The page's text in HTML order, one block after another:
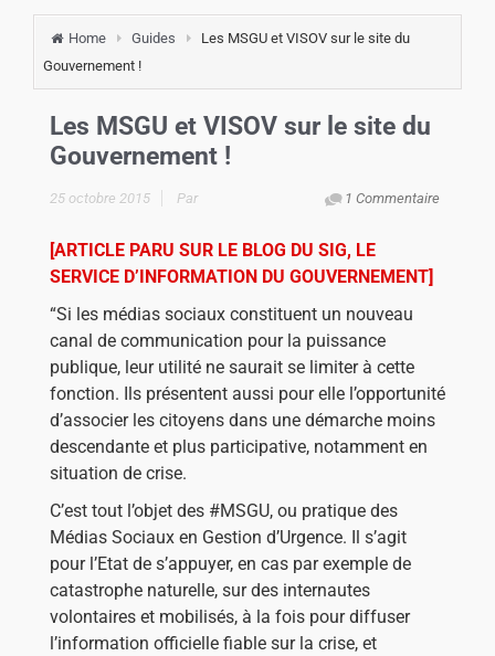
Home Guides
Les MSGU et VISOV sur le site du
Gouvernement !
Les MSGU et VISOV sur le site du
Gouvernement !
25 octobre 2015 1 Commentaire
Par
[ARTICLE PARU SUR LE BLOG DU SIG, LE
SERVICE D’INFORMATION DU GOUVERNEMENT]
“Si les médias sociaux constituent un nouveau
canal de communication pour la puissance
publique, leur utilité ne saurait se limiter à cette
fonction. Ils présentent aussi pour elle l’opportunité
d’associer les citoyens dans une démarche moins
descendante et plus participative, notamment en
situation de crise.
C’est tout l’objet des #MSGU, ou pratique des
Médias Sociaux en Gestion d’Urgence. Il s’agit
pour l’Etat de s’appuyer, en cas par exemple de
catastrophe naturelle, sur des internautes
volontaires et mobilisés, à la fois pour diffuser
l’information officielle fiable sur la crise, et